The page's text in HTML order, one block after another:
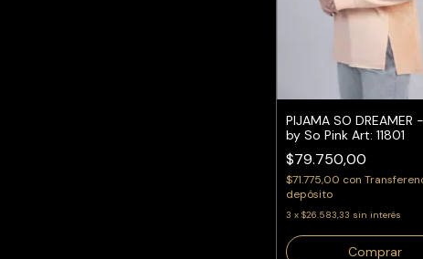
PIJAMA SO DREAMER
by So Pink Art: 11801
$79.750,00
$71.775,00 con
depósito
3 x $26.583,33 sin interés
Comprar